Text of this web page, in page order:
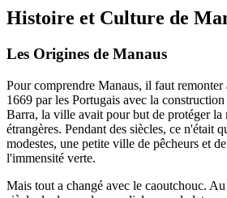
Histoire et Culture de
Les Origines de Manaus
Pour comprendre Manaus, il faut remonter
1669 par les Portugais avec la
Barra, la ville avait pour but de protéger la
étrangères. Pendant des siècles, ce n'était
modestes, une petite ville de pêcheurs et
l'immensité verte.
Mais tout a changé avec le caoutchouc.